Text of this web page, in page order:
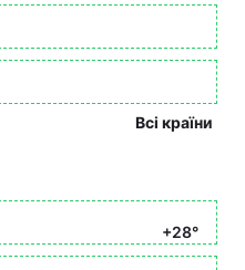
Всі країни
+28°